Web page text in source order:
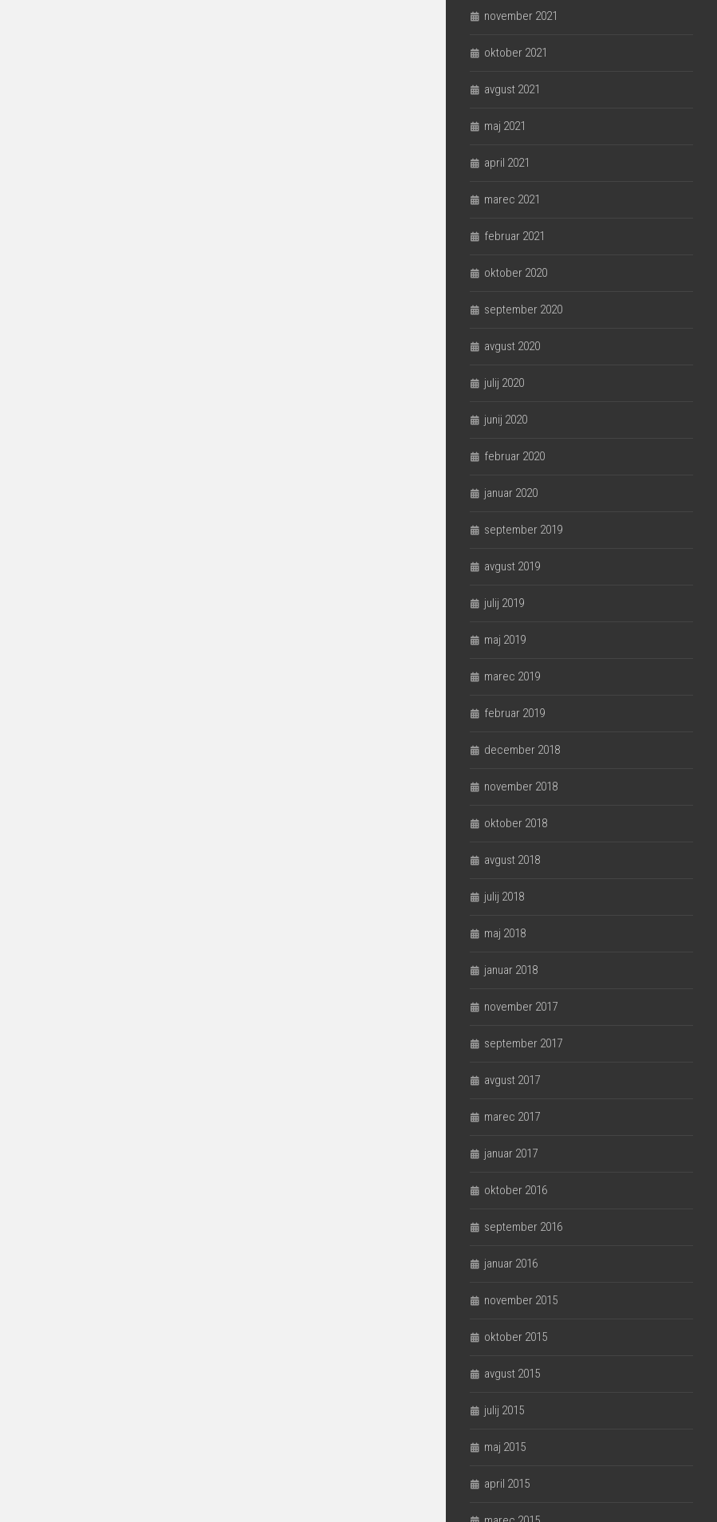
november 2021
oktober 2021
avgust 2021
maj 2021
april 2021
marec 2021
februar 2021
oktober 2020
september 2020
avgust 2020
julij 2020
junij 2020
februar 2020
januar 2020
september 2019
avgust 2019
julij 2019
maj 2019
marec 2019
februar 2019
december 2018
november 2018
oktober 2018
avgust 2018
julij 2018
maj 2018
januar 2018
november 2017
september 2017
avgust 2017
marec 2017
januar 2017
oktober 2016
september 2016
januar 2016
november 2015
oktober 2015
avgust 2015
julij 2015
maj 2015
april 2015